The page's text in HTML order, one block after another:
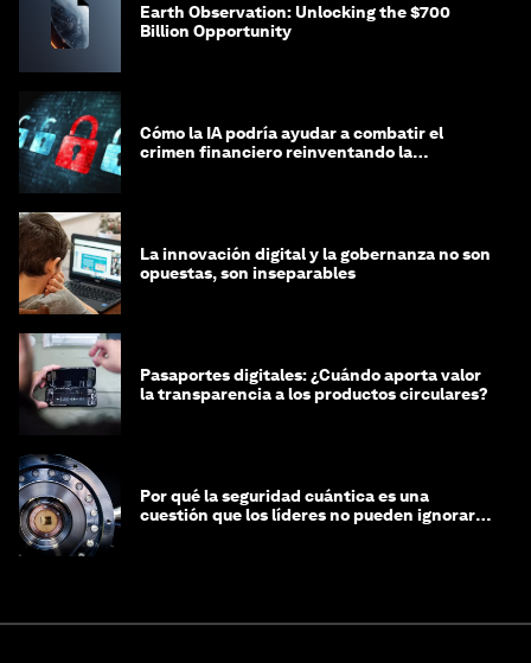
Earth Observation: Unlocking the $700
Billion Opportunity
Cómo la IA podría ayudar a combatir el
crimen financiero reinventando la
La innovación digital y la gobernanza no son
opuestas, son inseparables
Pasaportes digitales: ¿Cuándo aporta valor
la transparencia a los productos circulares?
Por qué la seguridad cuántica es una
cuestión que los líderes no pueden ignorar